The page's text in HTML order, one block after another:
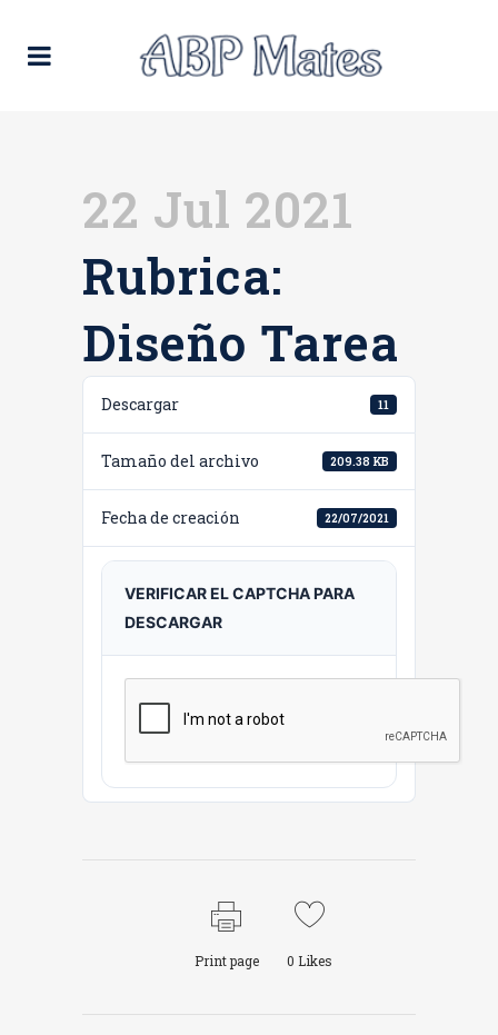
22 Jul 2021
Rubrica:
Diseño Tarea
Descargar 11
Tamaño del archivo 209.38 KB
Fecha de creación 22/07/2021
VERIFICAR EL CAPTCHA PARA
DESCARGAR
Print page 0 Likes